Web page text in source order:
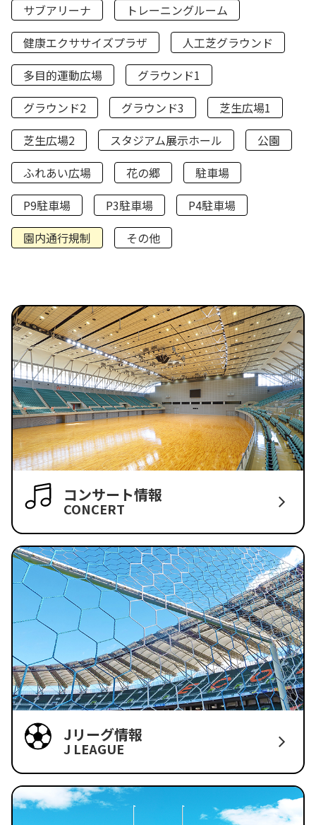
サブアリーナ
トレーニングルーム
健康エクササイズプラザ
人工芝グラウンド
多目的運動広場
グラウンド1
グラウンド2
グラウンド3
芝生広場1
芝生広場2
スタジアム展示ホール
公園
ふれあい広場
花の郷
駐車場
P9駐車場
P3駐車場
P4駐車場
園内通行規制
その他
コンサート情報
CONCERT
Jリーグ情報
J LEAGUE